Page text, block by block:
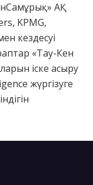
АҚ
KPMG,
кездесуі
«Тау-Кен
іске асыру
жүргізуге